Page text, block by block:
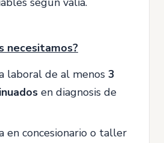
necesitamos?
laboral de al menos 3
en diagnosis de
en concesionario o taller